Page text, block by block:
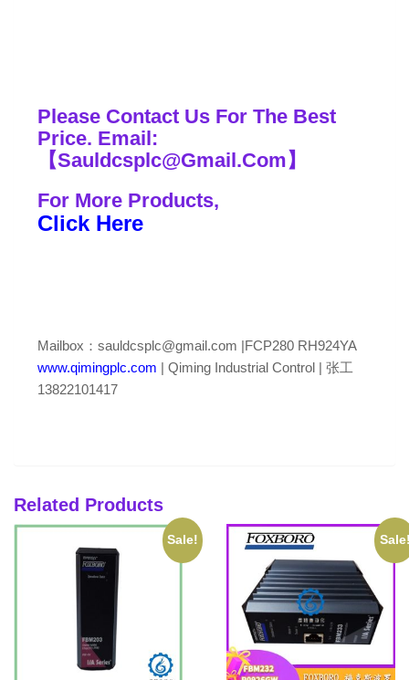
Please Contact Us For The Best
Price. Email:
【Sauldcsplc@Gmail.Com】
For More Products,
Click Here
Mailbox：sauldcsplc@gmail.com |FCP280 RH924YA
www.qimingplc.com | Qiming Industrial Control | 张工
13822101417
Related Products
Sale!